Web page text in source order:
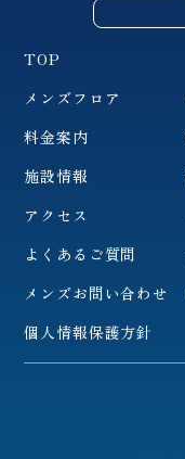
TOP
メンズフロア
料金案内
施設情報
アクセス
よくあるご質問
メンズお問い合わせ
個人情報保護方針